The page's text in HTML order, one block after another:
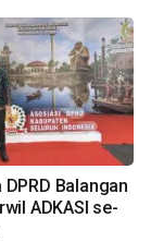
Balangan
ADKASI se-